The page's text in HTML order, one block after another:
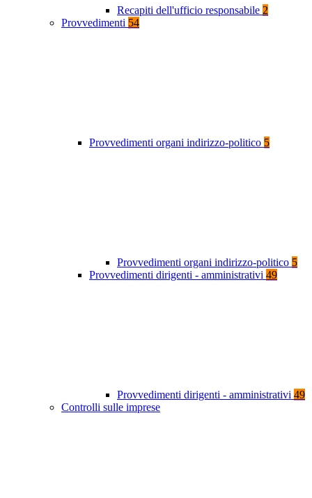
Recapiti dell'ufficio responsabile 2
Provvedimenti 54
Provvedimenti organi indirizzo-politico 5
Provvedimenti organi indirizzo-politico 5
Provvedimenti dirigenti - amministrativi 49
Provvedimenti dirigenti - amministrativi 49
Controlli sulle imprese